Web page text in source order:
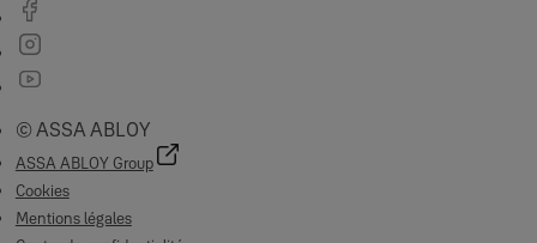
© ASSA ABLOY
ASSA ABLOY Group
Cookies
Mentions légales